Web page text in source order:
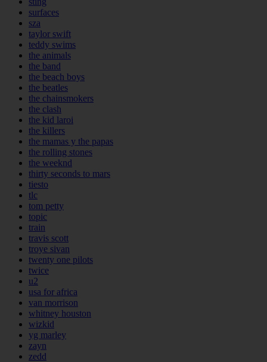
surfaces
sza
taylor swift
teddy swims
the animals
the band
the beach boys
the beatles
the chainsmokers
the clash
the kid laroi
the killers
the mamas y the papas
the rolling stones
the weeknd
thirty seconds to mars
tiesto
tlc
tom petty
topic
train
travis scott
troye sivan
twenty one pilots
twice
u2
usa for africa
van morrison
whitney houston
wizkid
yg marley
zayn
zedd